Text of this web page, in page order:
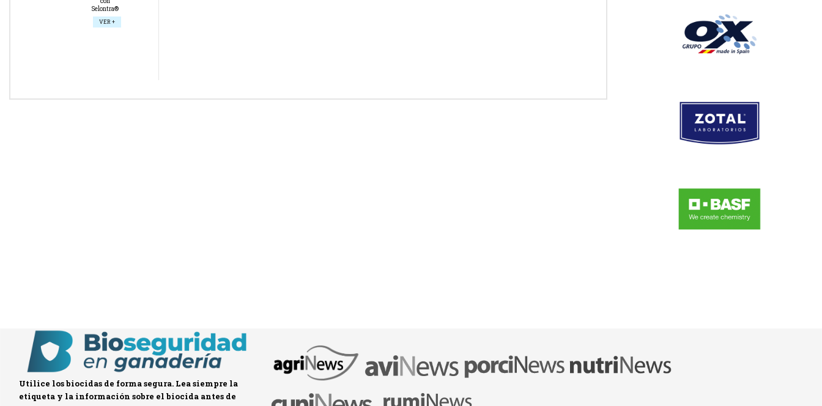
Selontra®
VER +
Utilice los biocidas de forma segura. Lea siempre la
etiqueta y la información sobre el biocida antes de